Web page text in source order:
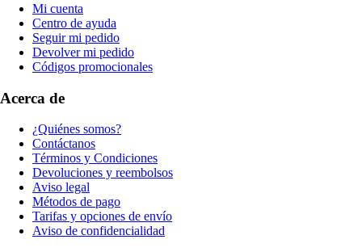
Mi cuenta
Centro de ayuda
Seguir mi pedido
Devolver mi pedido
Códigos promocionales
Acerca de
¿Quiénes somos?
Contáctanos
Términos y Condiciones
Devoluciones y reembolsos
Aviso legal
Métodos de pago
Tarifas y opciones de envío
Aviso de confidencialidad